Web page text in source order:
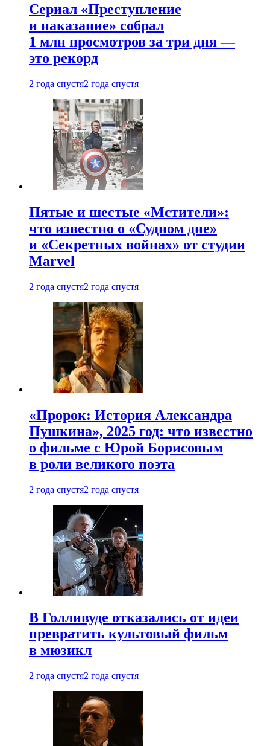
Сериал «Преступление
и наказание» собрал
1 млн просмотров за три дня —
это рекорд
2 года спустя2 года спустя
Пятые и шестые «Мстители»:
что известно о «Судном дне»
и «Секретных войнах» от студии
Marvel
2 года спустя2 года спустя
«Пророк: История Александра
Пушкина», 2025 год: что известно
о фильме с Юрой Борисовым
в роли великого поэта
2 года спустя2 года спустя
В Голливуде отказались от идеи
превратить культовый фильм
в мюзикл
2 года спустя2 года спустя